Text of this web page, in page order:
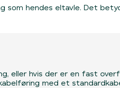
som hendes eltavle. Det
eller hvis der er en fast
med et